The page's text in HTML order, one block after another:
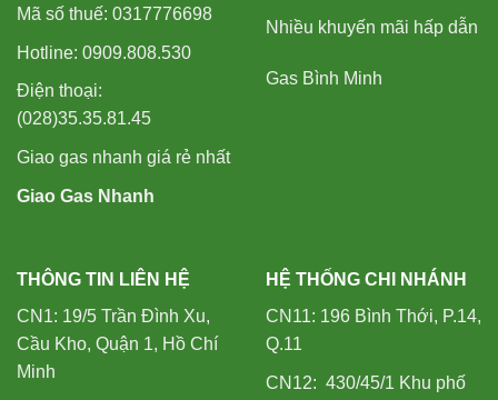
Mã số thuế: 0317776698
Hotline: 0909.808.530
Điện thoại:
(028)35.35.81.45
Giao gas nhanh giá rẻ nhất
Giao Gas Nhanh
Nhiều khuyến mãi hấp dẫn
Gas Bình Minh
THÔNG TIN LIÊN HỆ
CN1: 19/5 Trần Đình Xu,
Cầu Kho, Quận 1, Hồ Chí
Minh
HỆ THỐNG CHI NHÁNH
CN11: 196 Bình Thới, P.14,
Q.11
CN12: 430/45/1 Khu phố